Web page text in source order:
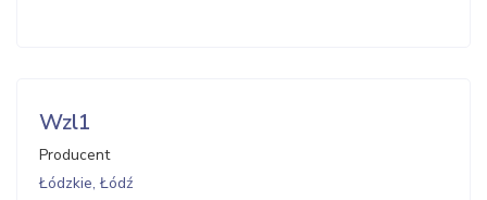
Wzl1
Producent
Łódzkie, Łódź